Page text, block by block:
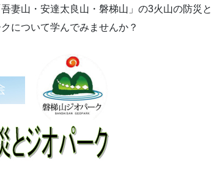
妻山・安達太良山・磐梯山」の3火山の防災と
について学んでみませんか？